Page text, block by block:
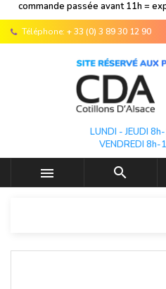
commande passée avant 11h =
Téléphone: + 33 (0) 3 89 30 12 90
LUNDI - JEUDI
VENDREDI
 